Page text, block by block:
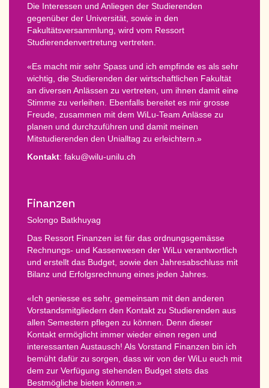
Die Interessen und Anliegen der Studierenden
gegenüber der Universität, sowie in den
Fakultätsversammlung, wird vom Ressort
Studierendenvertretung vertreten.
«Es macht mir sehr Spass und ich empfinde es als sehr
wichtig, die Studierenden der wirtschaftlichen Fakultät
an diversen Anlässen zu vertreten, um ihnen damit eine
Stimme zu verleihen. Ebenfalls bereitet es mir grosse
Freude, zusammen mit dem WiLu-Team Anlässe zu
planen und durchzuführen und damit meinen
Mitstudierenden den Unialltag zu erleichtern.»
Kontakt: faku@wilu-unilu.ch
Finanzen
Solongo Batkhuyag
Das Ressort Finanzen ist für das ordnungsgemässe
Rechnungs- und Kassenwesen der WiLu verantwortlich
und erstellt das Budget, sowie den Jahresabschluss mit
Bilanz und Erfolgsrechnung eines jeden Jahres.
«Ich geniesse es sehr, gemeinsam mit den anderen
Vorstandsmitgliedern den Kontakt zu Studierenden aus
allen Semestern pflegen zu können. Denn dieser
Kontakt ermöglicht immer wieder einen regen und
interessanten Austausch! Als Vorstand Finanzen bin ich
bemüht dafür zu sorgen, dass wir von der WiLu euch mit
dem zur Verfügung stehenden Budget stets das
Bestmögliche bieten können.»